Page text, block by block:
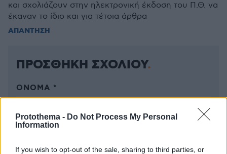
Protothema - Do Not Process My Personal
Information
If you wish to opt-out of the sale, sharing to third parties, or
και σχολιάζουν στην ηλεκτρονική έκδοση του Π.Θ. να
έκαναν το ίδιο και για τέτοια άρθρα
ΑΠΑΝΤΗΣΗ
ΠΡΟΣΘΗΚΗ ΣΧΟΛΙΟΥ
ΌΝΟΜΑ *
EMAIL